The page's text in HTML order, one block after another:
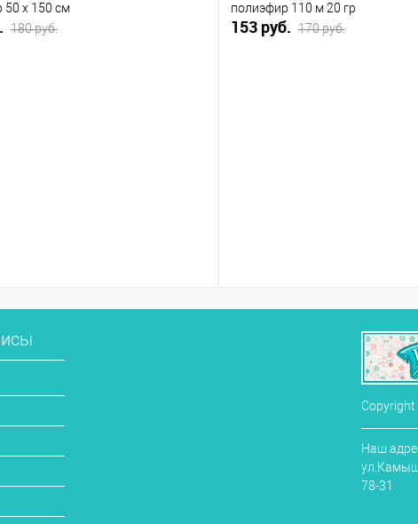
50 х 150 см
180 руб.
полиэфир 110 м 20 гр
153 руб. 170 руб.
Наш
78-31